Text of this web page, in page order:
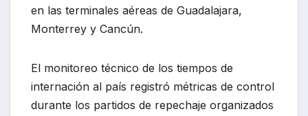
en las terminales aéreas de Guadalajara,
Monterrey y Cancún.
El monitoreo técnico de los tiempos de
internación al país registró métricas de control
durante los partidos de repechaje organizados